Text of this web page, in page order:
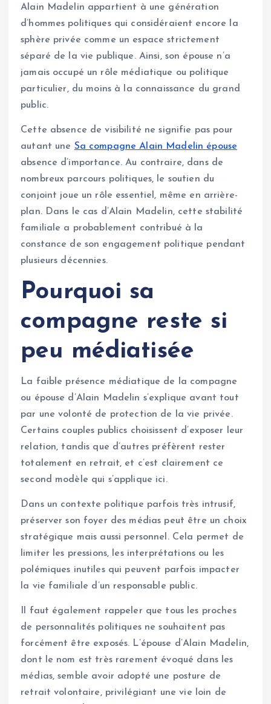
Alain Madelin appartient à une génération
d’hommes politiques qui considéraient encore la
sphère privée comme un espace strictement
séparé de la vie publique. Ainsi, son épouse n’a
jamais occupé un rôle médiatique ou politique
particulier, du moins à la connaissance du grand
public.
Cette absence de visibilité ne signifie pas pour
autant une Sa compagne Alain Madelin épouse
absence d’importance. Au contraire, dans de
nombreux parcours politiques, le soutien du
conjoint joue un rôle essentiel, même en arrière-
plan. Dans le cas d’Alain Madelin, cette stabilité
familiale a probablement contribué à la
constance de son engagement politique pendant
plusieurs décennies.
Pourquoi sa
compagne reste si
peu médiatisée
La faible présence médiatique de la compagne
ou épouse d’Alain Madelin s’explique avant tout
par une volonté de protection de la vie privée.
Certains couples publics choisissent d’exposer leur
relation, tandis que d’autres préfèrent rester
totalement en retrait, et c’est clairement ce
second modèle qui s’applique ici.
Dans un contexte politique parfois très intrusif,
préserver son foyer des médias peut être un choix
stratégique mais aussi personnel. Cela permet de
limiter les pressions, les interprétations ou les
polémiques inutiles qui peuvent parfois impacter
la vie familiale d’un responsable public.
Il faut également rappeler que tous les proches
de personnalités politiques ne souhaitent pas
forcément être exposés. L’épouse d’Alain Madelin,
dont le nom est très rarement évoqué dans les
médias, semble avoir adopté une posture de
retrait volontaire, privilégiant une vie loin de